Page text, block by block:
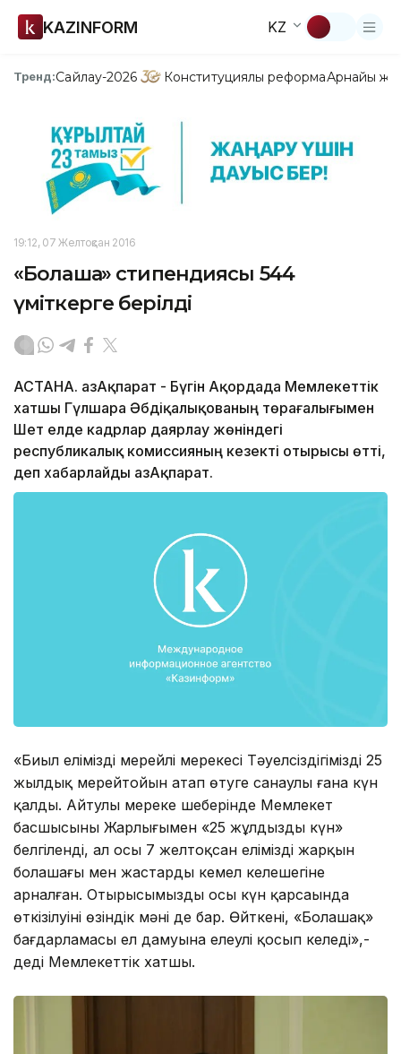
KAZINFORM KZ
Тренд:Сайлау-2026 Конституциялық реформаАрнайы
19:12, 07 Желтоқсан 2016
«Болашақ» стипендиясы 544
үміткерге берілді
АСТАНА. ҚазАқпарат - Бүгін Ақордада Мемлекеттік
хатшы Гүлшара Әбдіқалықованың төрағалығымен
Шет елде кадрлар даярлау жөніндегі
республикалық комиссияның кезекті отырысы өтті,
деп хабарлайды ҚазАқпарат.
«Биыл еліміздің мерейлі мерекесі Тәуелсіздігіміздің 25
жылдық мерейтойын атап өтуге санаулы ғана күн
қалды. Айтулы мереке шеңберінде Мемлекет
басшысының Жарлығымен «25 жұлдызды күн»
белгіленді, ал осы 7 желтоқсан еліміздің жарқын
болашағы мен жастардың кемел келешегіне
арналған. Отырысымыздың осы күн қарсаңында
өткізілуінің өзіндік мәні де бар. Өйткені, «Болашақ»
бағдарламасы ел дамуына елеулі қосып келеді»,-
деді Мемлекеттік хатшы.